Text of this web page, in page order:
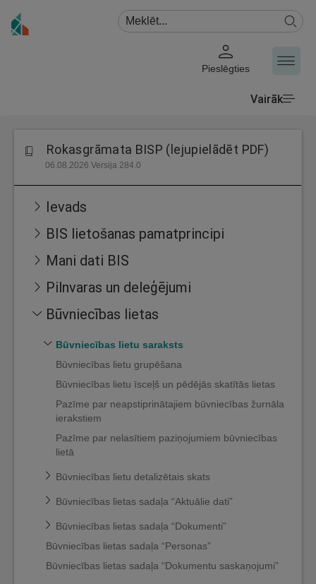
Pieslēgties
Vairāk
Rokasgrāmata BISP (lejupielādēt PDF)
06.08.2026 Versija 284.0
Ievads
BIS lietošanas pamatprincipi
Mani dati BIS
Pilnvaras un deleģējumi
Būvniecības lietas
Būvniecības lietu saraksts
Būvniecības lietu grupēšana
Būvniecības lietu īsceļš un pēdējās skatītās lietas
Pazīme par neapstiprinātajiem būvniecības žurnāla
ierakstiem
Pazīme par nelasītiem paziņojumiem būvniecības
lietā
Būvniecības lietu detalizētais skats
Būvniecības lietas sadaļa “Aktuālie dati”
Būvniecības lietas sadaļa “Dokumenti”
Būvniecības lietas sadaļa “Personas”
Būvniecības lietas sadaļa “Dokumentu saskaņojumi”